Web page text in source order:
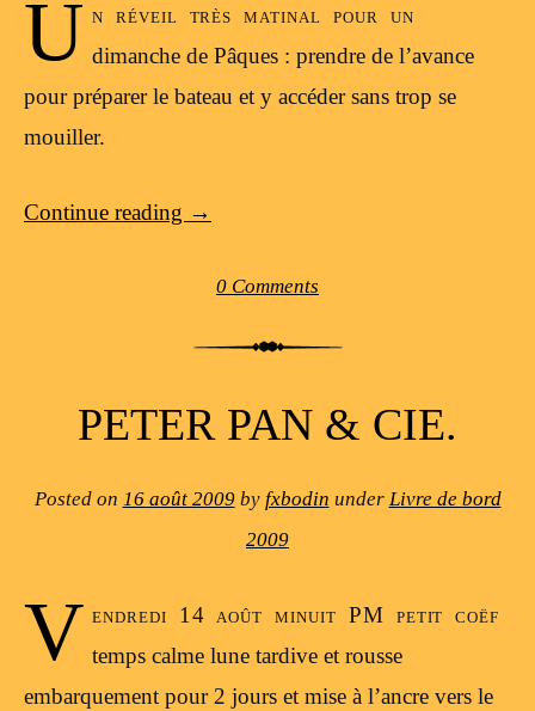
U n réveil très matinal pour un
dimanche de Pâques : prendre de l’avance
pour préparer le bateau et y accéder sans trop se
mouiller.
Continue reading →
0 Comments
PETER PAN & CIE.
Posted on 16 août 2009by fxbodin under Livre de bord
2009
V endredi 14 août minuit PM petit coëf
temps calme lune tardive et rousse
embarquement pour 2 jours et mise à l’ancre vers le